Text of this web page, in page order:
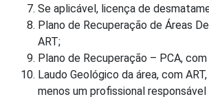
Se aplicável, licença de
Plano de Recuperação de Áreas
ART;
Plano de Recuperação – PCA, com
Laudo Geológico da área, com
menos um profissional